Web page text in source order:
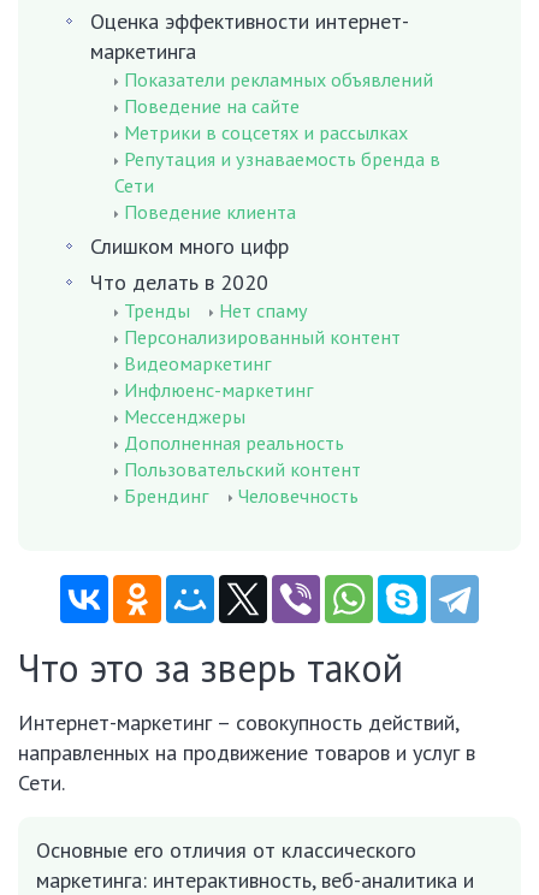
Оценка эффективности интернет-
маркетинга
Показатели рекламных объявлений
Поведение на сайте
Метрики в соцсетях и рассылках
Репутация и узнаваемость бренда в
Сети
Поведение клиента
Слишком много цифр
Что делать в 2020
Тренды
Нет спаму
Персонализированный контент
Видеомаркетинг
Инфлюенс-маркетинг
Мессенджеры
Дополненная реальность
Пользовательский контент
Брендинг
Человечность
Что это за зверь такой
Интернет-маркетинг – совокупность действий,
направленных на продвижение товаров и услуг в
Сети.
Основные его отличия от классического
маркетинга: интерактивность, веб-аналитика и